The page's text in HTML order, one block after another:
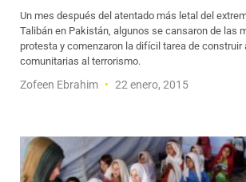
Un mes después del atentado más letal del
Talibán en Pakistán, algunos se cansaron de las
protesta y comenzaron la difícil tarea de construir
comunitarias al terrorismo.
Zofeen Ebrahim 22 enero, 2015